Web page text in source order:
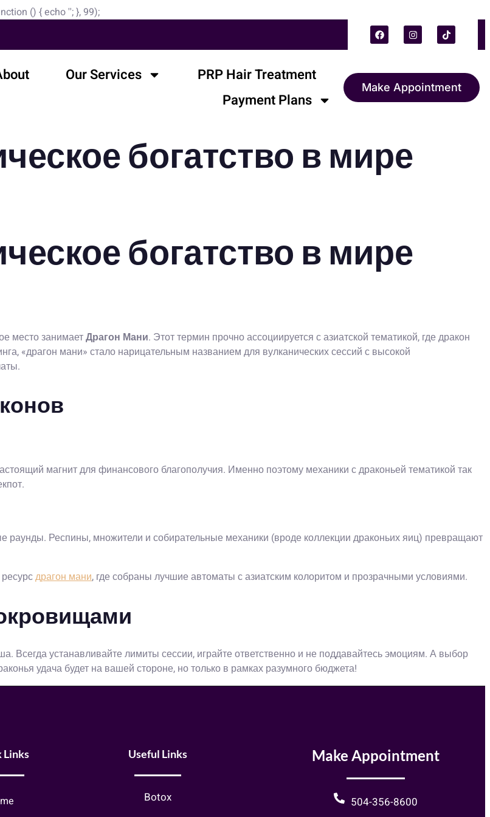
() { echo ''; }, 99);
Our Services
PRP Hair Treatment
Payment Plans
Make Appointment
богатство в мире
богатство в мире
место занимаетДрагон Мани. Этот термин прочно ассоциируется с азиатской тематикой, где дракон
«драгон мани» стало нарицательным названием для вулканических сессий с высокой
магнит для финансового благополучия. Именно поэтому механики с драконьей тематикой так
Респины, множители и собирательные механики (вроде коллекции драконьих яиц) превращают
драгон мани, где собраны лучшие автоматы с азиатским колоритом и прозрачными условиями.
Всегда устанавливайте лимиты сессии, играйте ответственно и не поддавайтесь эмоциям. А выбор
удача будет на вашей стороне, но только в рамках разумного бюджета!
Links Useful Links
Botox
Make Appointment
504-356-8600